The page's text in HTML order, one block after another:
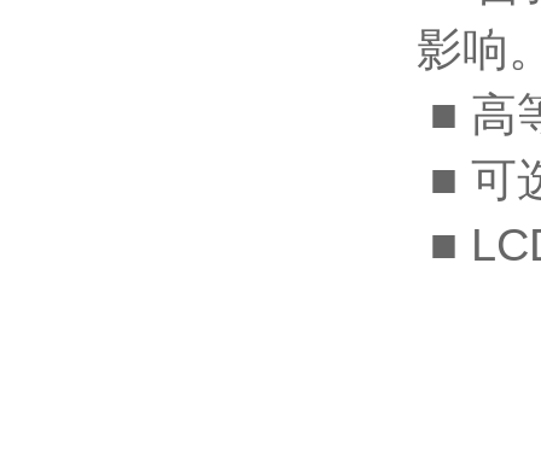
影响
■ 高
■ 可
■